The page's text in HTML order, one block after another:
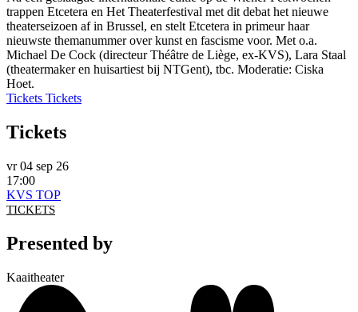
trappen Etcetera en Het Theaterfestival met dit debat het nieuwe
theaterseizoen af in Brussel, en stelt Etcetera in primeur haar
nieuwste themanummer over kunst en fascisme voor. Met o.a.
Michael De Cock (directeur Théâtre de Liège, ex-KVS), Lara Staal
(theatermaker en huisartiest bij NTGent), tbc. Moderatie: Ciska
Hoet.
Tickets Tickets
Tickets
vr 04 sep 26
17:00
KVS TOP
TICKETS
Presented by
Kaaitheater